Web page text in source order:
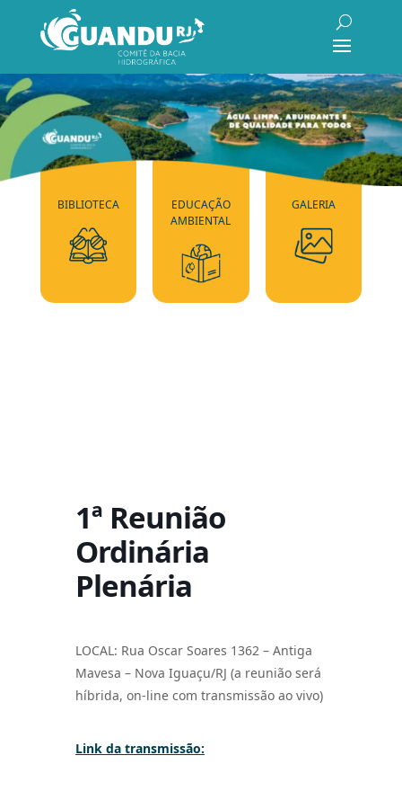
BIBLIOTECA
EDUCAÇÃO
AMBIENTAL
GALERIA
1ª Reunião
Ordinária
Plenária
LOCAL: Rua Oscar Soares 1362 – Antiga
Mavesa – Nova Iguaçu/RJ (a reunião será
híbrida, on-line com transmissão ao vivo)
Link da transmissão: